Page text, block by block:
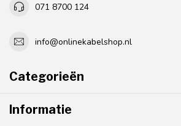
071 8700 124
info@onlinekabelshop.nl
Categorieën
Informatie